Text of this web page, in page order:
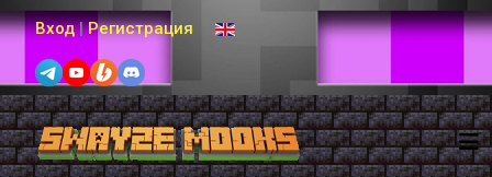
Вход | Регистрация Выберите язык